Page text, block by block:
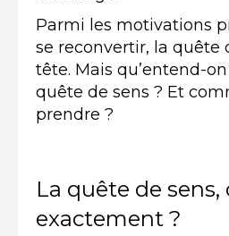
Parmi les motivations
se reconvertir, la quête
tête. Mais qu’entend-
quête de sens ? Et
prendre ?
La quête de sens,
exactement ?